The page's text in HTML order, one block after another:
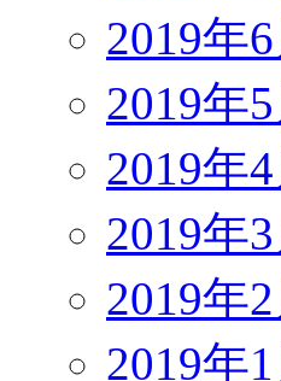
2019年
2019年
2019年
2019年
2019年
2019年